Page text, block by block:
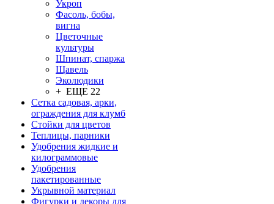
Укроп
Фасоль, бобы,
вигна
Цветочные
культуры
Шпинат, спаржа
Щавель
Эколюдики
+ ЕЩЕ 22
Сетка садовая, арки,
ограждения для клумб
Стойки для цветов
Теплицы, парники
Удобрения жидкие и
килограммовые
Удобрения
пакетированные
Укрывной материал
Фигурки и декоры для